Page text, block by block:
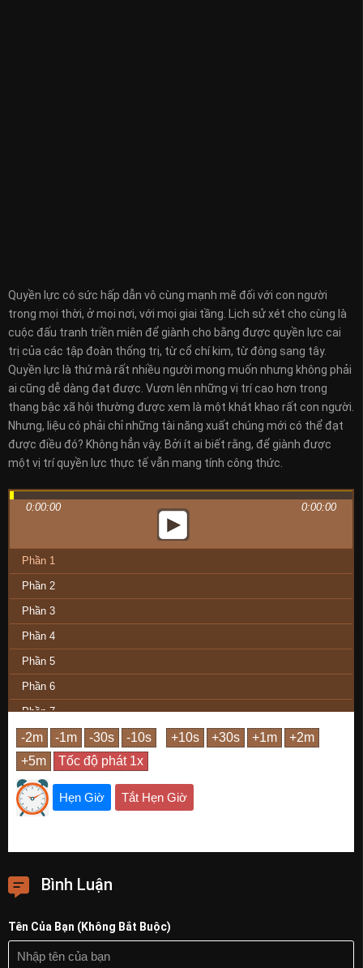
Quyền lực có sức hấp dẫn vô cùng mạnh mẽ đối với con người
trong mọi thời, ở mọi nơi, với mọi giai tầng. Lịch sử xét cho cùng là
cuộc đấu tranh triền miên để giành cho bằng được quyền lực cai
trị của các tập đoàn thống trị, từ cổ chí kim, từ đông sang tây.
Quyền lực là thứ mà rất nhiều người mong muốn nhưng không phải
ai cũng dễ dàng đạt được. Vươn lên những vị trí cao hơn trong
thang bậc xã hội thường được xem là một khát khao rất con người.
Nhưng, liệu có phải chỉ những tài năng xuất chúng mới có thể đạt
được điều đó? Không hẳn vậy. Bởi ít ai biết rằng, để giành được
một vị trí quyền lực thực tế vẫn mang tính công thức.
0:00:00 0:00:00
Phần 1
Phần 2
Phần 3
Phần 4
Phần 5
Phần 6
Phần 7
Phần 8
Phần 9
Phần 10
Phần 11
Phần 14
Phần 17
Hẹn Giờ Tắt Hẹn Giờ
Bình Luận
Tên Của Bạn (Không Bắt Buộc)